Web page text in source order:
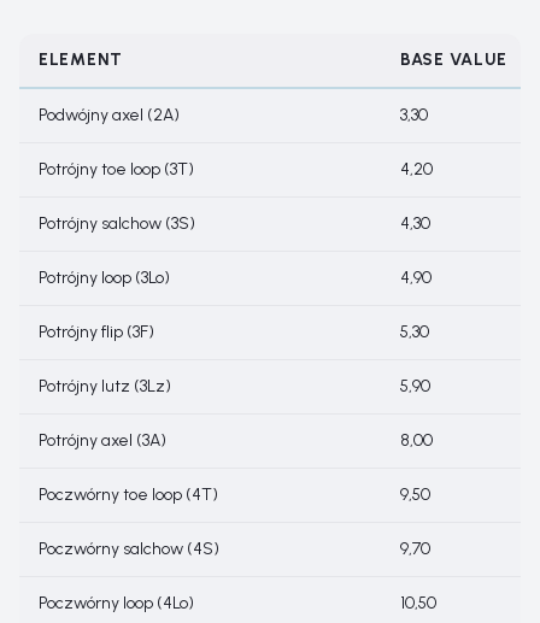
ELEMENT BASE VALUE
Podwójny axel (2A) 3,30
Potrójny toe loop (3T) 4,20
Potrójny salchow (3S) 4,30
Potrójny loop (3Lo) 4,90
Potrójny flip (3F) 5,30
Potrójny lutz (3Lz) 5,90
Potrójny axel (3A) 8,00
Poczwórny toe loop (4T) 9,50
Poczwórny salchow (4S) 9,70
Poczwórny loop (4Lo) 10,50